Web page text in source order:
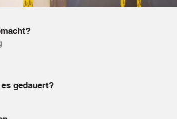
gedauert?